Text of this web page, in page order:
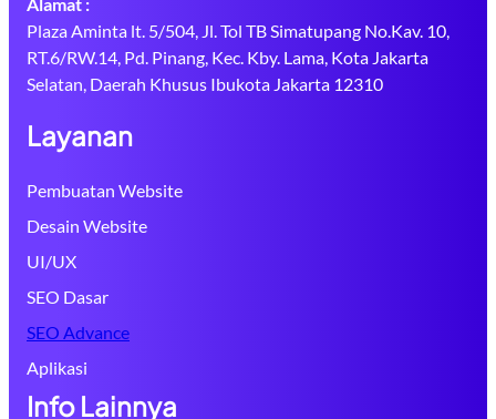
Alamat :
Plaza Aminta lt. 5/504, Jl. Tol TB Simatupang No.Kav. 10,
RT.6/RW.14, Pd. Pinang, Kec. Kby. Lama, Kota Jakarta
Selatan, Daerah Khusus Ibukota Jakarta 12310
Layanan
Pembuatan Website
Desain Website
UI/UX
SEO Dasar
SEO Advance
Aplikasi
Info Lainnya